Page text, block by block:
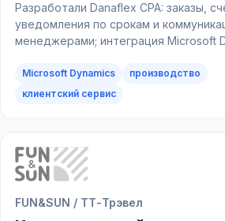
корпоративный портал
Разработали Danaflex CPA: заказы,
уведомления по срокам и
менеджерами; интеграция Microsoft
Microsoft Dynamics
производство
клиентский сервис
FUN&SUN / ТТ-Трэвел
обратная связь HR
руководители обратная связь